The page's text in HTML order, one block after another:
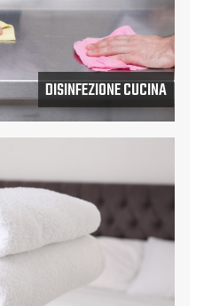
DISINFEZIONE CUCINA